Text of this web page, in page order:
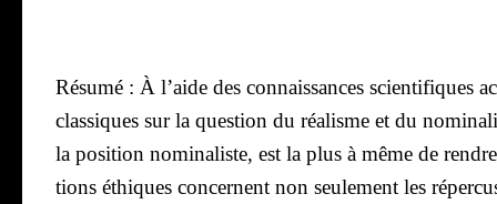
Résu­mé : À l’aide des connais­sances scien­ti­fiques
clas­siques sur la ques­tion du réa­lisme et du
la posi­tion nomi­na­liste, est la plus à même de
tions éthiques concernent non seule­ment les